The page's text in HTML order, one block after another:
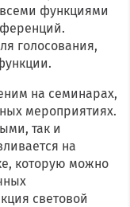
функциями
голосования,
на семинарах,
мероприятиях.
так и
на
которую можно
световой